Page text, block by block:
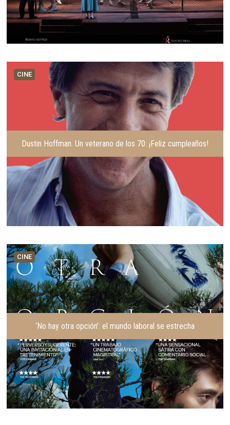
CINE
Dustin Hoffman. Un veterano de los 70: ¡Feliz cumpleaños!
CINE
‘No hay otra opción’: el mundo laboral se estrecha